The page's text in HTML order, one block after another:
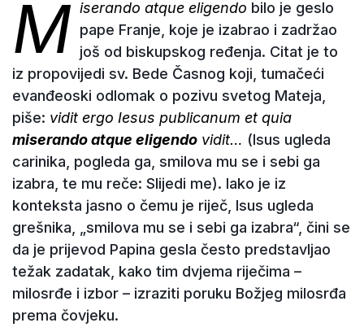
M iserando atque eligendo bilo je geslo
pape Franje, koje je izabrao i zadržao
još od biskupskog ređenja. Citat je to
iz propovijedi sv. Bede Časnog koji, tumačeći
evanđeoski odlomak o pozivu svetog Mateja,
piše: vidit ergo Iesus publicanum et quia
miserando atque eligendo vidit… (Isus ugleda
carinika, pogleda ga, smilova mu se i sebi ga
izabra, te mu reče: Slijedi me). Iako je iz
konteksta jasno o čemu je riječ, Isus ugleda
grešnika, „smilova mu se i sebi ga izabra“, čini se
da je prijevod Papina gesla često predstavljao
težak zadatak, kako tim dvjema riječima –
milosrđe i izbor – izraziti poruku Božjeg milosrđa
prema čovjeku.